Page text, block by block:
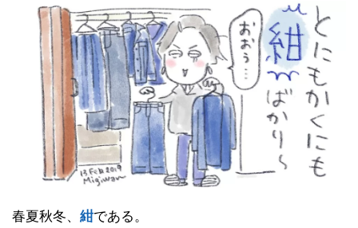
春夏秋冬、 紺である。